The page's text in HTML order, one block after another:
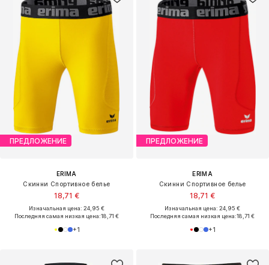
ПРЕДЛОЖЕНИЕ
ERIMA
Скинни Спортивное белье
18,71 €
Изначальная цена: 24,95 €
Последняя самая низкая цена:18,71 €
+1
ПРЕДЛОЖЕНИЕ
ERIMA
Скинни Спортивное белье
18,71 €
Изначальная цена: 24,95 €
Последняя самая низкая цена:18,71 €
+1